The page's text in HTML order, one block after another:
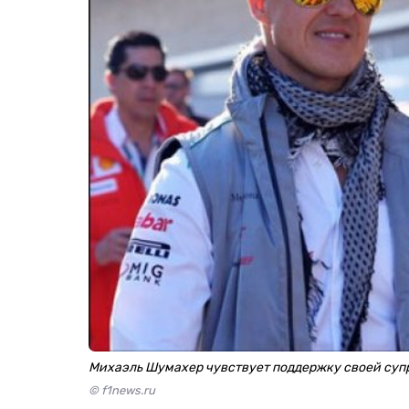
Михаэль Шумахер чувствует поддержку своей
© f1news.ru